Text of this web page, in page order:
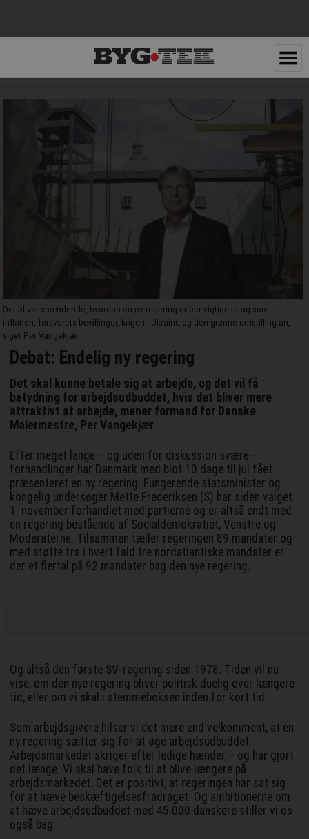
Det bliver spændende, hvordan en ny regering griber vigtige tiltag som
inflation, forsvarets bevillinger, krigen i Ukraine og den grønne omstilling an,
siger Per Vangekjær.
Debat: Endelig ny regering
Det skal kunne betale sig at arbejde, og det vil få
betydning for arbejdsudbuddet, hvis det bliver mere
attraktivt at arbejde, mener formand for Danske
Malermestre, Per Vangekjær
Efter meget lange – og uden for diskussion svære –
forhandlinger har Danmark med blot 10 dage til jul fået
præsenteret en ny regering. Fungerende statsminister og
kongelig undersøger Mette Frederiksen (S) har siden valget
1. november forhandlet med partierne og er altså endt med
en regering bestående af Socialdemokratiet, Venstre og
Moderaterne. Tilsammen tæller regeringen 89 mandater og
med støtte fra i hvert fald tre nordatlantiske mandater er
der et flertal på 92 mandater bag den nye regering.
Og altså den første SV-regering siden 1978. Tiden vil nu
vise, om den nye regering bliver politisk duelig over længere
tid, eller om vi skal i stemmeboksen inden for kort tid.
Som arbejdsgivere hilser vi det mere end velkomment, at en
ny regering sætter sig for at øge arbejdsudbuddet.
Arbejdsmarkedet skriger efter ledige hænder – og har gjort
det længe. Vi skal have folk til at blive længere på
arbejdsmarkedet. Det er positivt, at regeringen har sat sig
for at hæve beskæftigelsesfradraget. Og ambitionerne om
at hæve arbejdsudbuddet med 45.000 danskere stiller vi os
også bag.